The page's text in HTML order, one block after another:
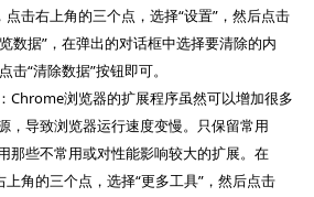
击右上角的三个点，选择“设置”，然后点击
数据”，在弹出的对话框中选择要清除的内
“清除数据”按钮即可。
Chrome浏览器的扩展程序虽然可以增加很多
，导致浏览器运行速度变慢。只保留常用
那些不常用或对性能影响较大的扩展。在
角的三个点，选择“更多工具”，然后点击